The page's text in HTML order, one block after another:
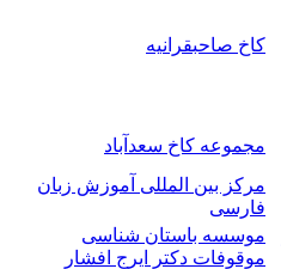
کاخ صاحبقرانیه
مجموعه کاخ سعدآباد
مرکز بین المللی آموزش زبان
فارسی
موسسه باستان شناسی
موقوفات دکتر ایرج افشار